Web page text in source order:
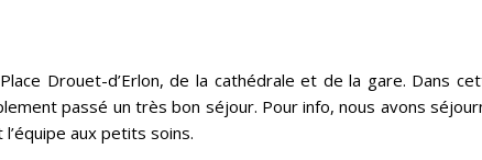
Drouet-d’Erlon, de la cathédrale et de la gare. Dans
passé un très bon séjour. Pour info, nous avons
aux petits soins.